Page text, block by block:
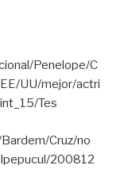
Penelope/C
UU/mejor/actri
Tes
Cruz/no
200812